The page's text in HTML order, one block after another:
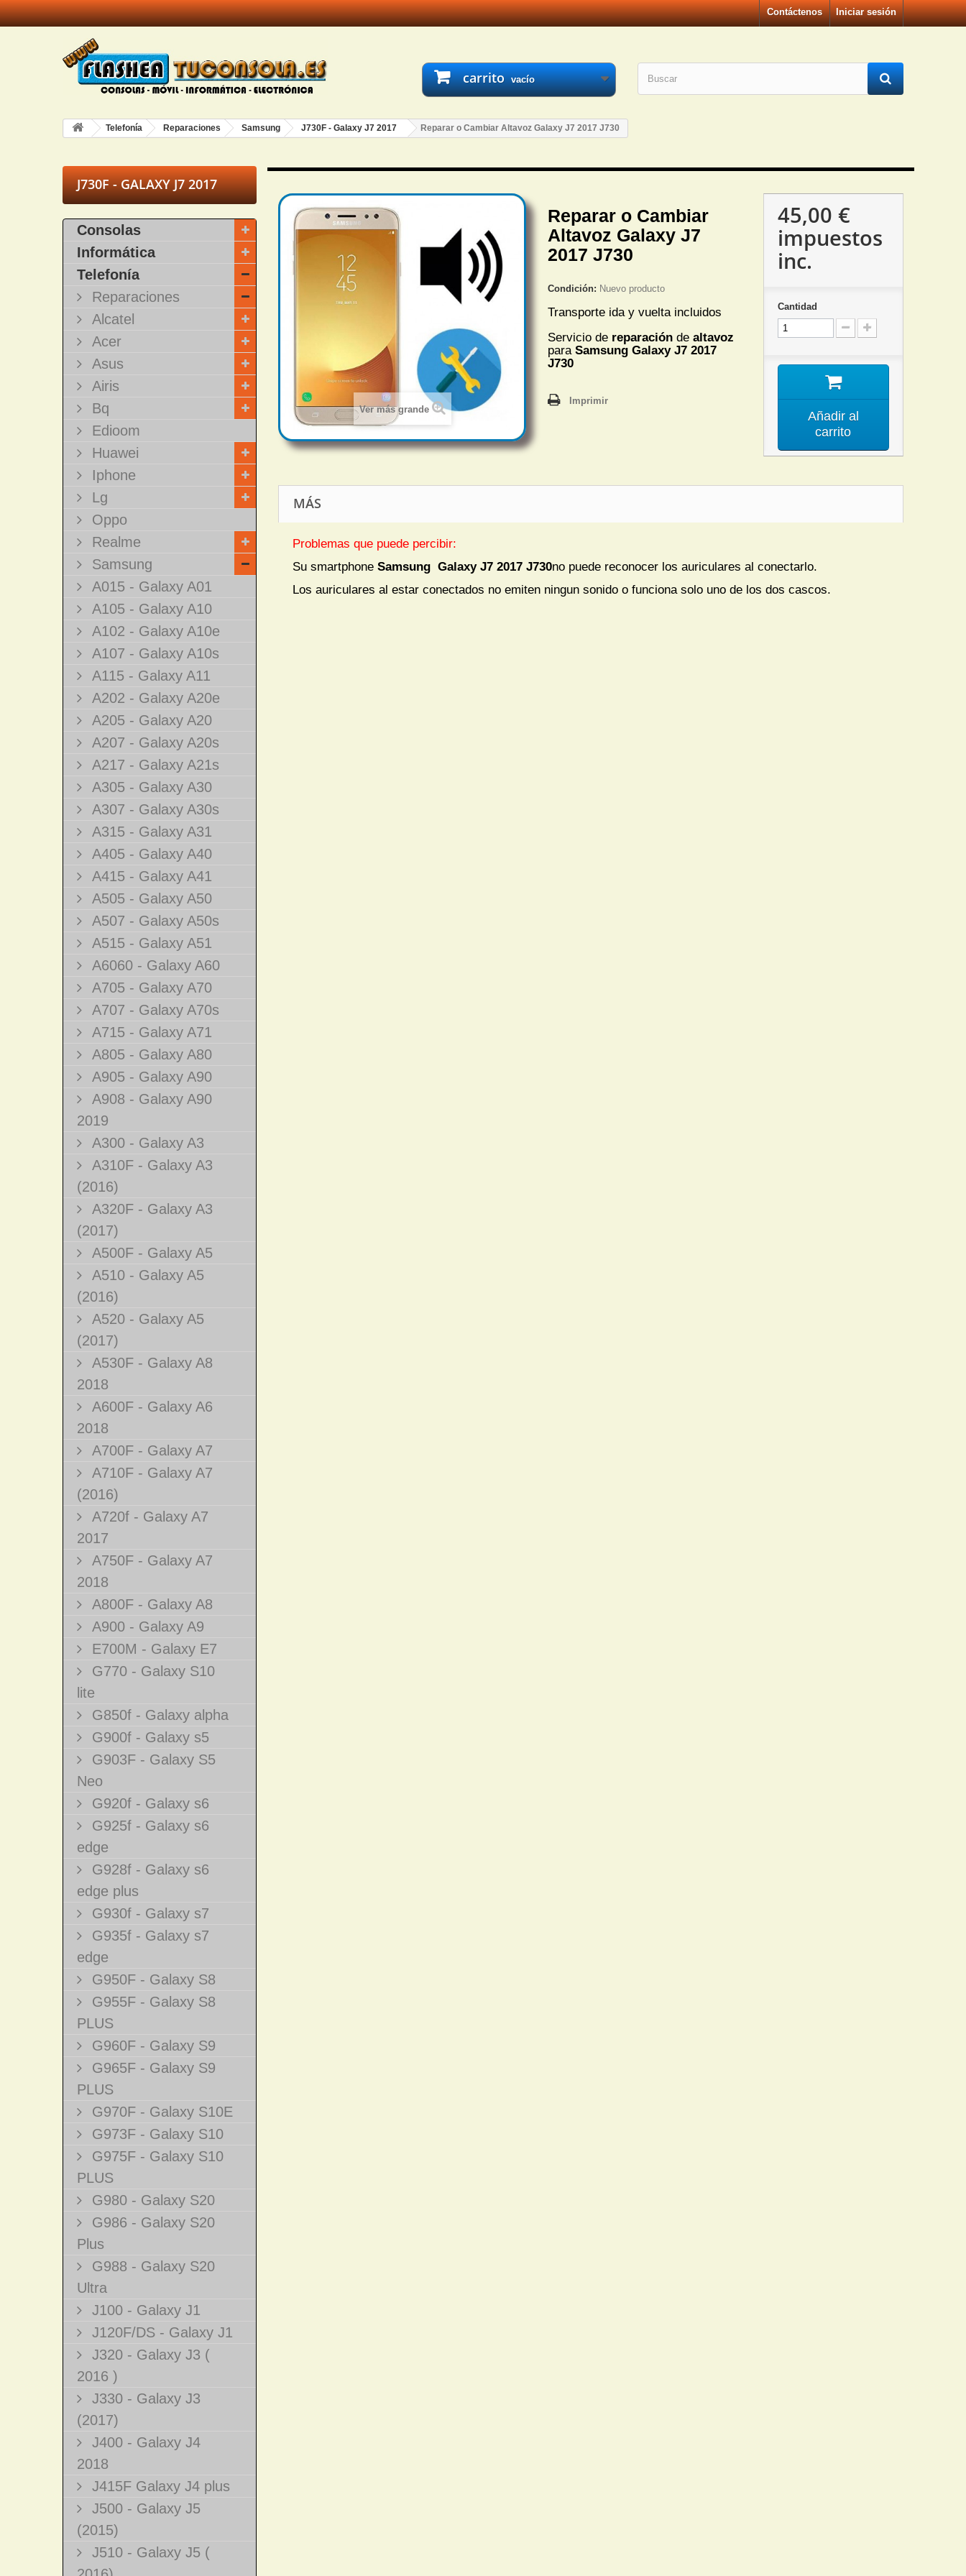
Iniciar sesión
Contáctenos
carrito vacío
Telefonía Reparaciones Samsung J730F - Galaxy J7 2017 Reparar o Cambiar Altavoz Galaxy J7 2017 J730
J730F - GALAXY J7 2017
Consolas
Informática
Telefonía
Reparaciones
Alcatel
Acer
Asus
Airis
Bq
Edioom
Huawei
Iphone
Lg
Oppo
Realme
Samsung
A015 - Galaxy A01
A105 - Galaxy A10
A102 - Galaxy A10e
A107 - Galaxy A10s
A115 - Galaxy A11
A202 - Galaxy A20e
A205 - Galaxy A20
A207 - Galaxy A20s
A217 - Galaxy A21s
A305 - Galaxy A30
A307 - Galaxy A30s
A315 - Galaxy A31
A405 - Galaxy A40
A415 - Galaxy A41
A505 - Galaxy A50
A507 - Galaxy A50s
A515 - Galaxy A51
A6060 - Galaxy A60
A705 - Galaxy A70
A707 - Galaxy A70s
A715 - Galaxy A71
A805 - Galaxy A80
A905 - Galaxy A90
A908 - Galaxy A90
2019
A300 - Galaxy A3
A310F - Galaxy A3
(2016)
A320F - Galaxy A3
(2017)
A500F - Galaxy A5
A510 - Galaxy A5
(2016)
A520 - Galaxy A5
(2017)
A530F - Galaxy A8
2018
A600F - Galaxy A6
2018
A700F - Galaxy A7
A710F - Galaxy A7
(2016)
A720f - Galaxy A7
2017
A750F - Galaxy A7
2018
A800F - Galaxy A8
A900 - Galaxy A9
E700M - Galaxy E7
G770 - Galaxy S10
lite
G850f - Galaxy alpha
G900f - Galaxy s5
G903F - Galaxy S5
Neo
G920f - Galaxy s6
G925f - Galaxy s6
edge
G928f - Galaxy s6
edge plus
G930f - Galaxy s7
G935f - Galaxy s7
edge
G950F - Galaxy S8
G955F - Galaxy S8
PLUS
G960F - Galaxy S9
G965F - Galaxy S9
PLUS
G970F - Galaxy S10E
G973F - Galaxy S10
G975F - Galaxy S10
PLUS
G980 - Galaxy S20
G986 - Galaxy S20
Plus
G988 - Galaxy S20
Ultra
J100 - Galaxy J1
J120F/DS - Galaxy J1
J320 - Galaxy J3 (
2016 )
J330 - Galaxy J3
(2017)
J400 - Galaxy J4
2018
J415F Galaxy J4 plus
J500 - Galaxy J5
(2015)
J510 - Galaxy J5 (
Ver más grande
Reparar o Cambiar
Altavoz Galaxy J7
2017 J730
Condición: Nuevo producto
Transporte ida y vuelta incluidos
Servicio de reparación de altavoz
paraSamsung Galaxy J7 2017
J730
Imprimir
45,00 €
impuestos
inc.
Cantidad
Añadir al
carrito
MÁS
Problemas que puede percibir:
Su smartphone Samsung Galaxy J7 2017 J730no puede reconocer los auriculares al conectarlo.
Los auriculares al estar conectados no emiten ningun sonido o funciona solo uno de los dos cascos.